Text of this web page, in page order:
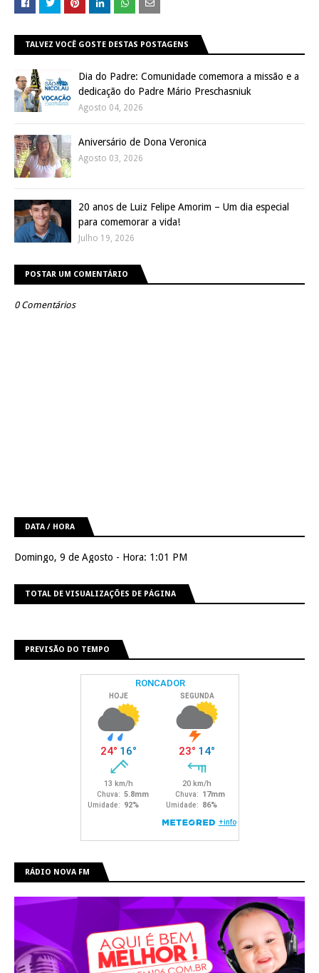
TALVEZ VOCÊ GOSTE DESTAS POSTAGENS
Dia do Padre: Comunidade comemora a missão e a
dedicação do Padre Mário Preschasniuk
Agosto 04, 2026
Aniversário de Dona Veronica
Agosto 03, 2026
20 anos de Luiz Felipe Amorim – Um dia especial
para comemorar a vida!
Julho 19, 2026
POSTAR UM COMENTÁRIO
0 Comentários
DATA / HORA
Domingo, 9 de Agosto - Hora: 1:01 PM
TOTAL DE VISUALIZAÇÕES DE PÁGINA
PREVISÃO DO TEMPO
RÁDIO NOVA FM